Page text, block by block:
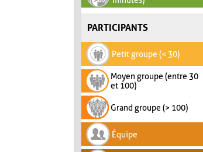
PARTICIPANTS
Petit groupe (< 30)
Moyen groupe (entre 30
et 100)
Grand groupe (> 100)
Équipe